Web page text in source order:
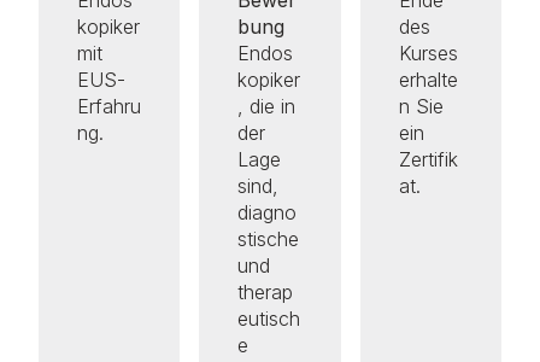
kopiker
mit
EUS-
Erfahru
ng.
bung
Endos
kopiker
, die in
der
Lage
sind,
diagno
stische
und
therap
eutisch
e
des
Kurses
erhalte
n Sie
ein
Zertifik
at.